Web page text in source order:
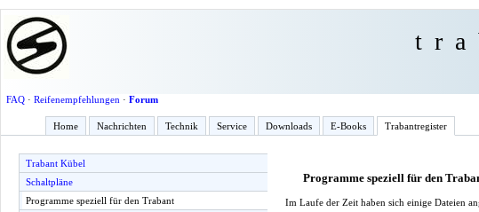
FAQ· Reifenempfehlungen · Forum
Home Nachrichten Technik Service Downloads E-Books Trabantregister
Trabant Kübel
Schaltpläne
Programme speziell für den Trabant
Programme speziell für den
Im Laufe der Zeit haben sich einige Dateien